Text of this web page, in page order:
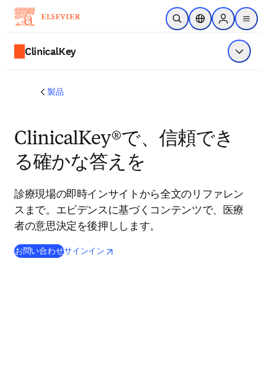
メインのコンテンツにスキップ
検索を開くロケーションセレ
Sign in to
menu
ClinicalKey メニュ
製品
ClinicalKey®で、信頼でき
る確かな答えを
診療現場の即時インサイトから全文のリファレン
スまで。エビデンスに基づくコンテンツで、医療
者の意思決定を後押しします。
お問い合わせサインイン新しいタブ／ウィンドウで開く
opens in new tab/window